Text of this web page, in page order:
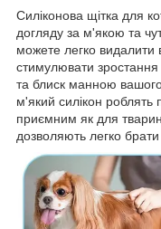
Силіконова щітка для
догляду за м'якою та
можете легко видалити
стимулювати
та блиск манною
м'який силікон
приємним як для
дозволяють легко брати